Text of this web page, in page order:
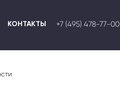
КОНТАКТЫ +7 (495) 478-77-00